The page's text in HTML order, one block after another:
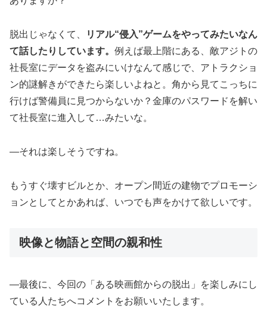
脱出じゃなくて、
リアル“侵入”ゲームをやってみたいなん
て話したりしています。 例えば最上階にある、敵アジトの
社長室にデータを盗みにいけなんて感じで、アトラクショ
ン的謎解きができたら楽しいよねと。角から見てこっちに
行けば警備員に見つからないか？金庫のパスワードを解い
て社長室に進入して…みたいな。
―それは楽しそうですね。
もうすぐ壊すビルとか、オープン間近の建物でプロモーシ
ョンとしてとかあれば、いつでも声をかけて欲しいです。
映像と物語と空間の親和性
―最後に、今回の「ある映画館からの脱出」を楽しみにし
ている人たちへコメントをお願いいたします。